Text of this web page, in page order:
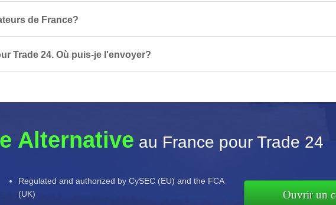
de France?
Trade 24. Où puis-je l'envoyer?
Alternative au France pour Trade 24
Regulated and authorized by CySEC (EU) and the FCA
(UK)
Ouvrir un